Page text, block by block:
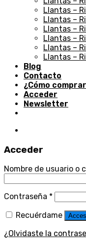
Llantas –
Llantas –
Llantas –
Llantas –
Llantas –
Llantas –
Blog
Contacto
¿Cómo
Acceder
Newsletter
Acceder
Nombre de usuario o
Contraseña *
Recuérdame
¿Olvidaste la